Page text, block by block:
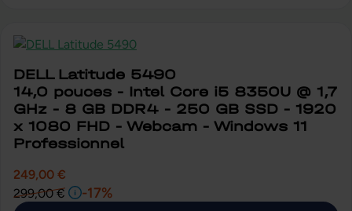
DELL Latitude 5490
14,0 pouces - Intel Core i5 8350U @ 1,7
GHz - 8 GB DDR4 - 250 GB SSD - 1920
x 1080 FHD - Webcam - Windows 11
Professionnel
249,00 €
299,00 €
-17%